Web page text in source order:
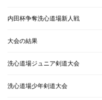
内田杯争奪洗心道場新人戦
大会の結果
洗心道場ジュニア剣道大会
洗心道場少年剣道大会